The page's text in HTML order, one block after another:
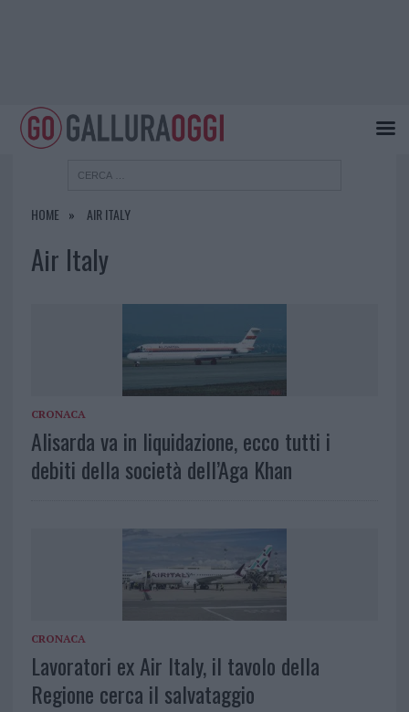
HOME AIR ITALY
Air Italy
CRONACA
Alisarda va in liquidazione, ecco tutti i
debiti della società dell’Aga Khan
CRONACA
Lavoratori ex Air Italy, il tavolo della
Regione cerca il salvataggio